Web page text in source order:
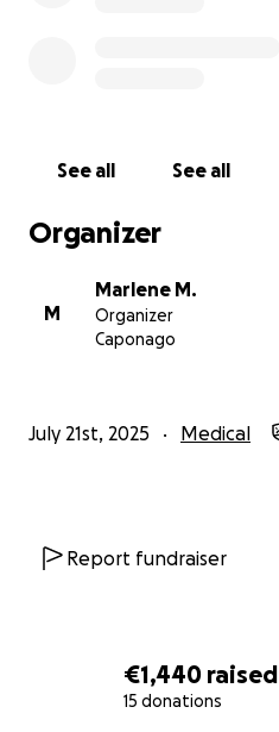
€1,440 raised
15 donations
See all See all
Organizer
M
Marlene M.
Organizer
Caponago
July 21st, 2025 Medical
Report fundraiser